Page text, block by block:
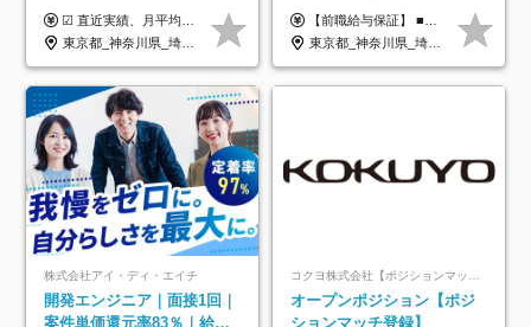
／実質還元率80～90%／前
給保証／AI系など最先端案
件多数
☑︎ 直近実績、月平均17,000円の昇給 ☑︎ 前職給与100%保証 ☑︎ 実質還元率80～90% ☑︎ 待機時も給与は満額支給 月給35万円～70万円＋交通費など各種手当 ※想定年収：4,200,000円～10,560,000円 ※経験・能力等を考慮の上で決定します。 ※上記金額には、みなし残業手当（50時間分・104,000円～212,000円）を含みます。超過分は別途追加支給します。 ┗残業時間は月平均10時間、多い時でも20時間程度と安定しております ★単価連動型の給与体系ではないため、万が一待機になってもその間の給与は満額支給しています。 ＜1年間の昇給事例をご紹介！＞ ・20代/フロントエンドエンジニア：月給274,000円→月給362,000円（＋88,000円/月） ・20代/iOSエンジニア：月給237,000円→月給287,000円（＋50,000円/月） ・20代/Androidエンジニア：月給316,000円→月給374,000円（＋58,000円/月） ・30代/Javaエンジニア（上流）：月給340,000円→月給418,000円（＋78,000円/月） ・30代/PMO：月給340,000円→月給418,000円（＋78,000円/月）
東京都_神奈川県_埼玉県_千葉県_大阪府_愛知県_北海道_青森県_岩手県_宮城県_秋田県_山形県_福島県_茨城県_栃木県_群馬県_新潟県_山梨県_長野県_富山県_石川県_福井県_静岡県_岐阜県_三重県_兵庫県_京都府_滋賀県_奈良県_和歌山県_広島県_岡山県_鳥取県_島根県_山口県_徳島県_香川県_愛媛県_高知県_福岡県_熊本県_佐賀県_長崎県_大分県_宮崎県_鹿児島県_沖縄県
経験をAI業界で活かす◆IT
未経験OK◆目指せるコンサ
ル
【前職給与保証】 ■未経験者： 月給30万円～35万円 ■ローキャリア（経験目安1年程度）： 月給35万円～40万円 ■経験者（経験目安3年以上）： 月給40万円～60万円 ■即戦力（経験目安5年以上）： 月給45万円～80万円 ※上記金額には固定残業代30時間分 【未経験者5万5000円～7万3000円、 ローキャリア6万4000円～7万3000円、 経験者5万8000円～10万9000円、 即戦力8万2000円～14万5000円】を含みます。 ※30時間を超える場合は追加で全額支給します。 ※経験・能力・前職給与などを総合的に評価したうえでご納得いただけるよう個別決定。 未経験者の場合、前職給与とポテンシャルを査定のうえ決定いたします。 ※日本国内でのIT業界経験、または同等の実務経験と能力に応じて決定します。 ※前職給与は日本円かつ、日本国内での実績に基づき評価します。 【納得の評価システム】 ★クォーター毎に査定する評価制度導入！ 明確な評価基準で翌年度年収を上げましょう！ ★評価対象期間に在籍中のほとんどの社員が昇給し 年収アップを実現しています！ ★様々なインセンティブ制度を用意し多角的に正当評価しています！ ※試用期間6カ月（期間中の待遇等に差異なし）
東京都_神奈川県_埼玉県_千葉県
株式会社アイ・ディ・エイチ
開発エンジニア｜面接1回｜
案件単価還元率83％｜給与
オープンポジション【ポジ
ションマッチ登録】